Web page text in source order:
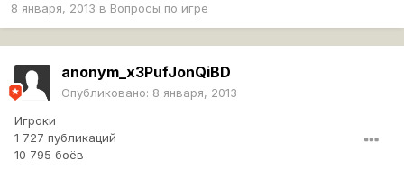
8 января, 2013 в Вопросы по игре
anonym_x3PufJonQiBD
Опубликовано: 8 января, 2013
Игроки
1 727 публикаций
10 795 боёв